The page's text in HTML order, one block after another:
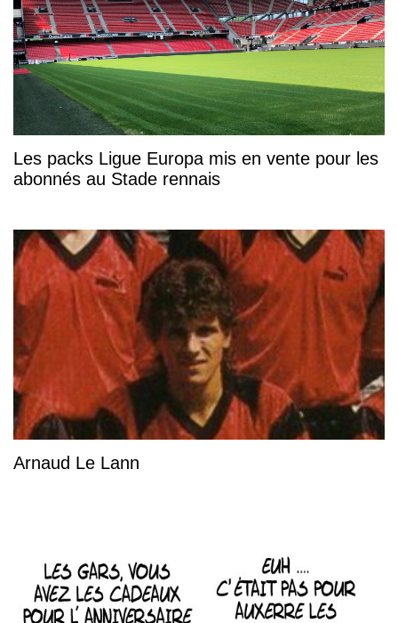
Les packs Ligue Europa mis en vente pour les
abonnés au Stade rennais
Arnaud Le Lann